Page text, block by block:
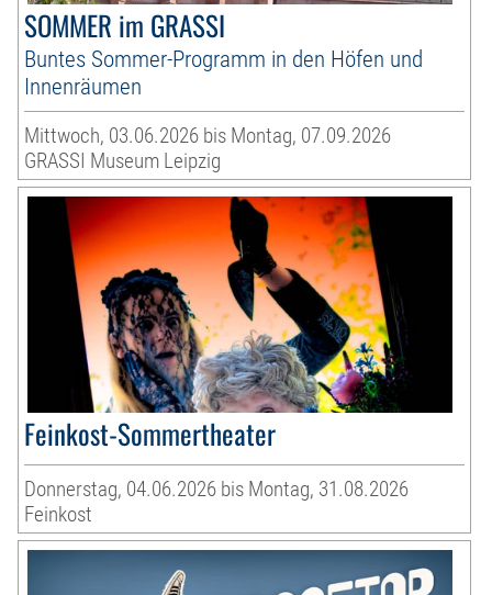
SOMMER im GRASSI
Buntes Sommer-Programm in den Höfen und
Innenräumen
Mittwoch, 03.06.2026 bis Montag, 07.09.2026
GRASSI Museum Leipzig
Feinkost-Sommertheater
Donnerstag, 04.06.2026 bis Montag, 31.08.2026
Feinkost